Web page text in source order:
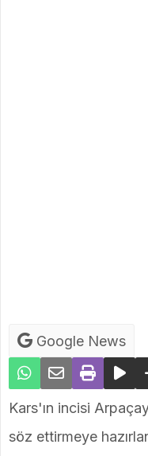
Google News
Kars'ın incisi
söz ettirmeye